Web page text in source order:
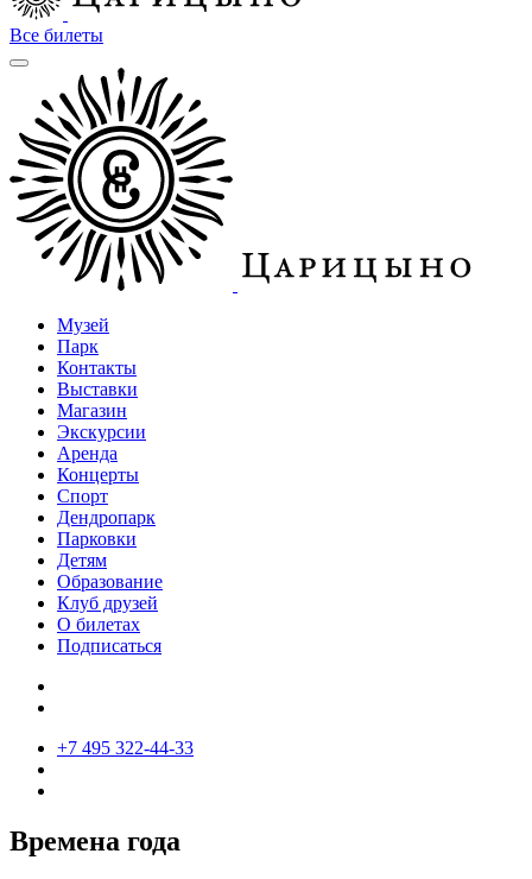
Все билеты
Музей
Парк
Контакты
Выставки
Магазин
Экскурсии
Аренда
Концерты
Спорт
Дендропарк
Парковки
Детям
Образование
Клуб друзей
О билетах
Подписаться
+7 495 322-44-33
Времена года